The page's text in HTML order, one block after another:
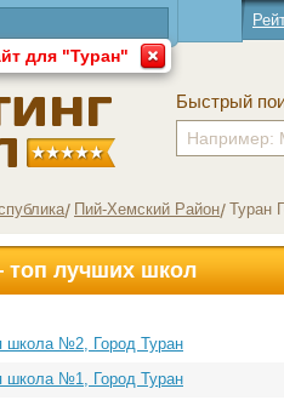
для "Туран"
Быстрый
Пий-Хемский Район Туран
топ лучших школ
школа №2, Город Туран
школа №1, Город Туран